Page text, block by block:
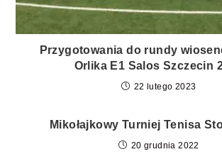
Przygotowania do rundy
Orlika E1 Salos Szczecin
22 lutego 2023
Mikołajkowy Turniej Tenisa
20 grudnia 2022